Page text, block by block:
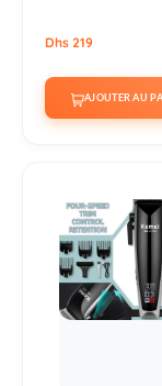
Dhs 219
AJOUTER AU